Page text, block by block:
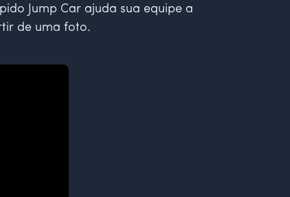
Jump Car ajuda sua equipe a
de uma foto.